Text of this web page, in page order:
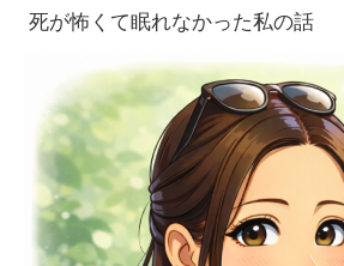
死が怖くて眠れなかった私の話